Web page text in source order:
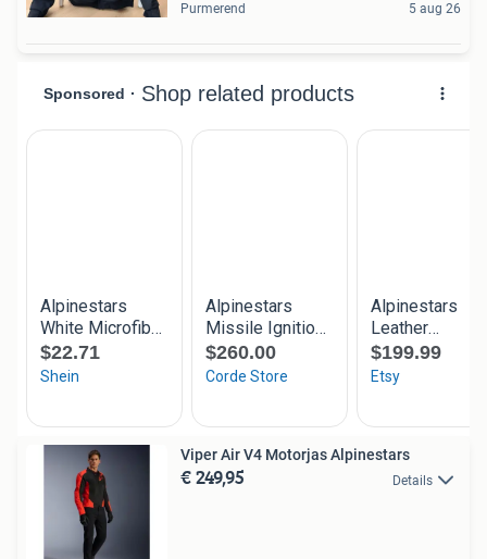
Purmerend 5 aug 26
Viper Air V4 Motorjas Alpinestars
€ 249,95 Details